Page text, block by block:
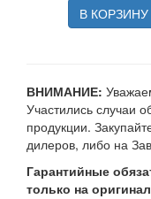
В КОРЗИНУ
ВНИМАНИЕ:
Участились случаи
продукции.
дилеров, либо на
Гарантийные
только на